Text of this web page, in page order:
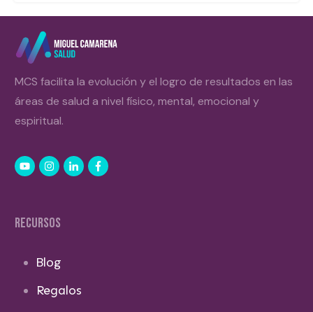
MCS facilita la evolución y el logro de resultados en las
áreas de salud a nivel físico, mental, emocional y
espiritual.
RECURSOS
Blog
Regalos